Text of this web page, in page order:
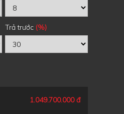
Trả trước (%)
1.049.700.000 đ